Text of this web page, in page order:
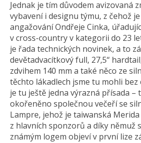
Jednak je tím důvodem avizovaná
vybavení i designu týmu, z čehož
angažování Ondřeje Cinka,
v cross-country v kategorii do 23
je řada technických novinek, a to
devětadvacítkový full, 27,5“
zdvihem 140 mm a také něco ze
těchto lákadlech jsme tu mohli bez
je tu ještě jedna výrazná přísada –
okořeněno společnou večeří se
Lampre, jehož je taiwanská
z hlavních sponzorů a díky němuž
známým logem objeví v první lize